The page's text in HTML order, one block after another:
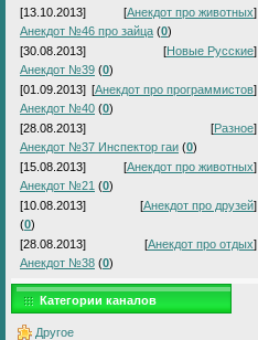
[13.10.2013]
[Анекдот про животных]
Анекдот №46 про зайца (0)
[30.08.2013]
[Новые Русские]
Анекдот №39 (0)
[01.09.2013] [Анекдот про программистов]
Анекдот №40 (0)
[28.08.2013]
[Разное]
Анекдот №37 Инспектор гаи (0)
[15.08.2013]
[Анекдот про животных]
Анекдот №21 (0)
[10.08.2013]
[Анекдот про друзей]
(0)
[28.08.2013]
[Анекдот про отдых]
Анекдот №38 (0)
Категории каналов
Другое